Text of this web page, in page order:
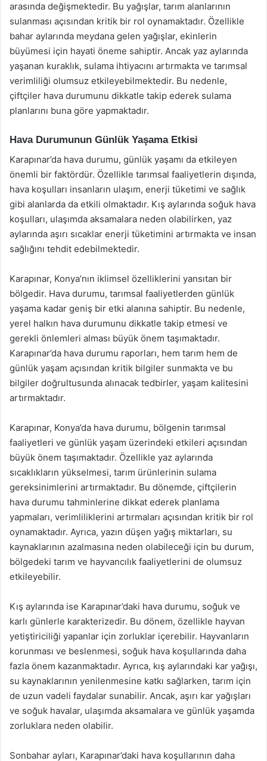
arasında değişmektedir. Bu yağışlar, tarım alanlarının
sulanması açısından kritik bir rol oynamaktadır. Özellikle
bahar aylarında meydana gelen yağışlar, ekinlerin
büyümesi için hayati öneme sahiptir. Ancak yaz aylarında
yaşanan kuraklık, sulama ihtiyacını artırmakta ve tarımsal
verimliliği olumsuz etkileyebilmektedir. Bu nedenle,
çiftçiler hava durumunu dikkatle takip ederek sulama
planlarını buna göre yapmaktadır.
Hava Durumunun Günlük Yaşama Etkisi
Karapınar’da hava durumu, günlük yaşamı da etkileyen
önemli bir faktördür. Özellikle tarımsal faaliyetlerin dışında,
hava koşulları insanların ulaşım, enerji tüketimi ve sağlık
gibi alanlarda da etkili olmaktadır. Kış aylarında soğuk hava
koşulları, ulaşımda aksamalara neden olabilirken, yaz
aylarında aşırı sıcaklar enerji tüketimini artırmakta ve insan
sağlığını tehdit edebilmektedir.
Karapınar, Konya’nın iklimsel özelliklerini yansıtan bir
bölgedir. Hava durumu, tarımsal faaliyetlerden günlük
yaşama kadar geniş bir etki alanına sahiptir. Bu nedenle,
yerel halkın hava durumunu dikkatle takip etmesi ve
gerekli önlemleri alması büyük önem taşımaktadır.
Karapınar’da hava durumu raporları, hem tarım hem de
günlük yaşam açısından kritik bilgiler sunmakta ve bu
bilgiler doğrultusunda alınacak tedbirler, yaşam kalitesini
artırmaktadır.
Karapınar, Konya’da hava durumu, bölgenin tarımsal
faaliyetleri ve günlük yaşam üzerindeki etkileri açısından
büyük önem taşımaktadır. Özellikle yaz aylarında
sıcaklıkların yükselmesi, tarım ürünlerinin sulama
gereksinimlerini artırmaktadır. Bu dönemde, çiftçilerin
hava durumu tahminlerine dikkat ederek planlama
yapmaları, verimliliklerini artırmaları açısından kritik bir rol
oynamaktadır. Ayrıca, yazın düşen yağış miktarları, su
kaynaklarının azalmasına neden olabileceği için bu durum,
bölgedeki tarım ve hayvancılık faaliyetlerini de olumsuz
etkileyebilir.
Kış aylarında ise Karapınar’daki hava durumu, soğuk ve
karlı günlerle karakterizedir. Bu dönem, özellikle hayvan
yetiştiriciliği yapanlar için zorluklar içerebilir. Hayvanların
korunması ve beslenmesi, soğuk hava koşullarında daha
fazla önem kazanmaktadır. Ayrıca, kış aylarındaki kar yağışı,
su kaynaklarının yenilenmesine katkı sağlarken, tarım için
de uzun vadeli faydalar sunabilir. Ancak, aşırı kar yağışları
ve soğuk havalar, ulaşımda aksamalara ve günlük yaşamda
zorluklara neden olabilir.
Sonbahar ayları, Karapınar’daki hava koşullarının daha